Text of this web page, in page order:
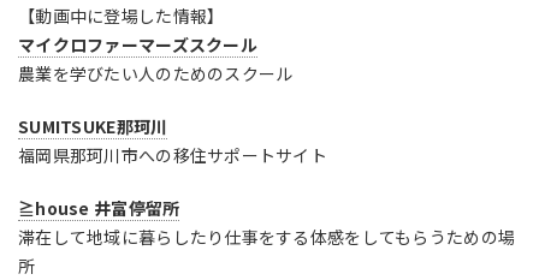
【動画中に登場した情報】
マイクロファーマーズスクール
農業を学びたい人のためのスクール
SUMITSUKE那珂川
福岡県那珂川市への移住サポートサイト
≧house 井富停留所
滞在して地域に暮らしたり仕事をする体感をしてもらうための場
所